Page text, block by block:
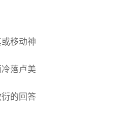
移动神
落卢美
的回答